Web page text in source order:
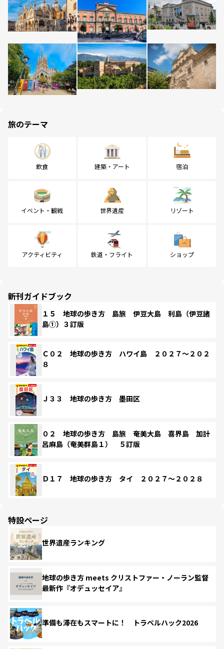
旅のテーマ
飲食 建築・アート 宿泊
イベント・観戦 世界遺産 リゾート
アクティビティ 鉄道・フライト ショップ
新刊ガイドブック
１５ 地球の歩き方 島旅 伊豆大島 利島（伊豆諸
島①）３訂版
Ｃ０２ 地球の歩き方 ハワイ島 ２０２７～２０２
８
Ｊ３３ 地球の歩き方 墨田区
０２ 地球の歩き方 島旅 奄美大島 喜界島 加計
呂麻島（奄美群島１） ５訂版
Ｄ１７ 地球の歩き方 タイ ２０２７～２０２８
特設ページ
世界遺産ランキング
地球の歩き方 meets クリストファー・ノーラン監督
最新作『オデュッセイア』
準備も滞在もスマートに！ トラベルハック2026